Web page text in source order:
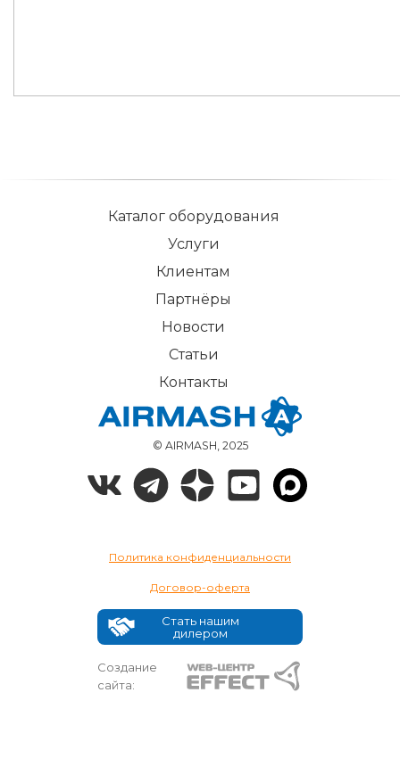
© AIRMASH, 2025
Каталог оборудования
Услуги
Клиентам
Партнёры
Новости
Статьи
Контакты
Политика конфиденциальности
Договор-оферта
Стать нашим
дилером
Создание
сайта: